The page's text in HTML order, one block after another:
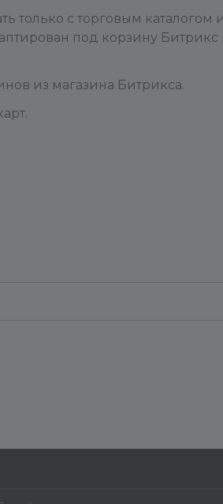
только с торговым каталогом
под корзину Битрикс
из магазина Битрикса.